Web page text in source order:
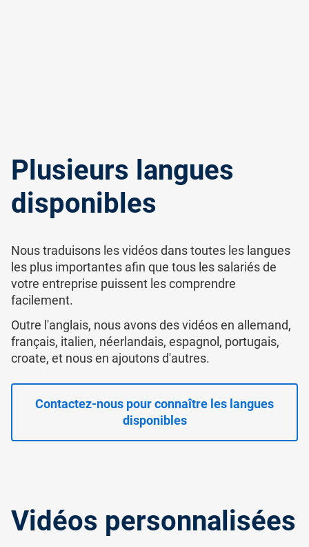
Plusieurs langues
disponibles
Nous traduisons les vidéos dans toutes les langues
les plus importantes afin que tous les salariés de
votre entreprise puissent les comprendre
facilement.
Outre l'anglais, nous avons des vidéos en allemand,
français, italien, néerlandais, espagnol, portugais,
croate, et nous en ajoutons d'autres.
Contactez-nous pour connaître les langues
disponibles
Vidéos personnalisées